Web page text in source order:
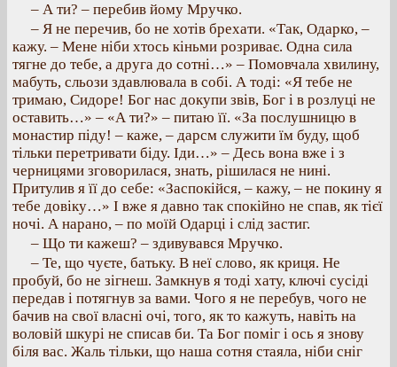
– А ти? – перебив йому Мручко.
– Я не перечив, бо не хотів брехати. «Так, Одарко, –
кажу. – Мене ніби хтось кіньми розриває. Одна сила
тягне до тебе, а друга до сотні…» – Помовчала хвилину,
мабуть, сльози здавлювала в собі. А тоді: «Я тебе не
тримаю, Сидоре! Бог нас докупи звів, Бог і в розлуці не
оставить…» – «А ти?» – питаю її. «За послушницю в
монастир піду! – каже, – дарсм служити їм буду, щоб
тільки перетривати біду. Іди…» – Десь вона вже і з
черницями зговорилася, знать, рішилася не нині.
Притулив я її до себе: «Заспокійся, – кажу, – не покину я
тебе довіку…» І вже я давно так спокійно не спав, як тієї
ночі. А нарано, – по моїй Одарці і слід застиг.
– Що ти кажеш? – здивувався Мручко.
– Те, що чуєте, батьку. В неї слово, як криця. Не
пробуй, бо не зігнеш. Замкнув я тоді хату, ключі сусіді
передав і потягнув за вами. Чого я не перебув, чого не
бачив на свої власні очі, того, як то кажуть, навіть на
воловій шкурі не списав би. Та Бог поміг і ось я знову
біля вас. Жаль тільки, що наша сотня стаяла, ніби сніг